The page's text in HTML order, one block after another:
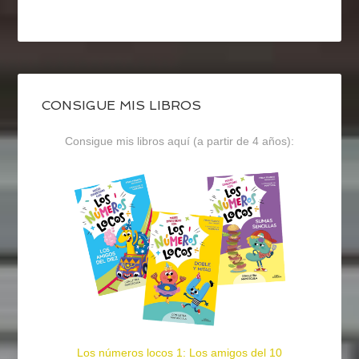
CONSIGUE MIS LIBROS
Consigue mis libros aquí (a partir de 4 años):
Los números locos 1: Los amigos del 10